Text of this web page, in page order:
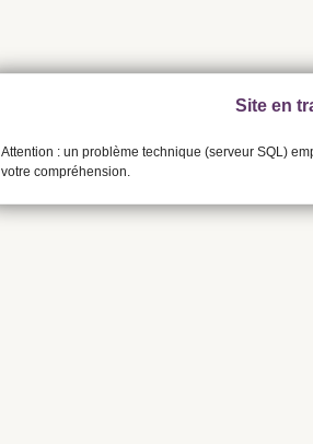
Site en
Attention : un problème technique (serveur SQL)
votre compréhension.